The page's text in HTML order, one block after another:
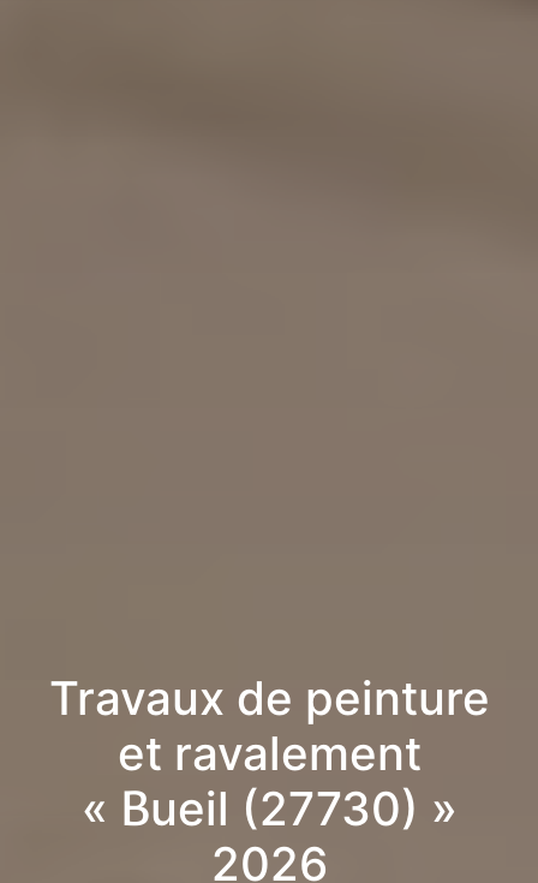
Travaux de peinture
et ravalement
« Bueil (27730) »
2026